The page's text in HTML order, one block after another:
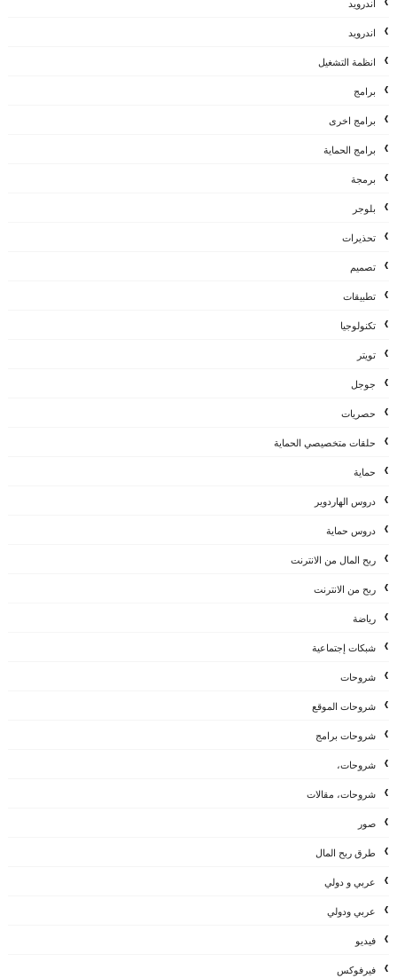
أندرويد
اندرويد
انظمة التشغيل
برامج
برامج اخرى
برامج الحماية
برمجة
بلوجر
تحذيرات
تصميم
تطبيقات
تكنولوجيا
تويتر
جوجل
حصريات
حلقات متخصيصي الحماية
حماية
دروس الهاردوير
دروس حماية
ربح المال من الانترنت
ربح من الانترنت
رياضة
شبكات إجتماعية
شروحات
شروحات الموقع
شروحات برامج
شروحات،
شروحات، مقالات
صور
طرق ربح المال
عربي و دولي
عربي ودولي
فيديو
فيرفوكس